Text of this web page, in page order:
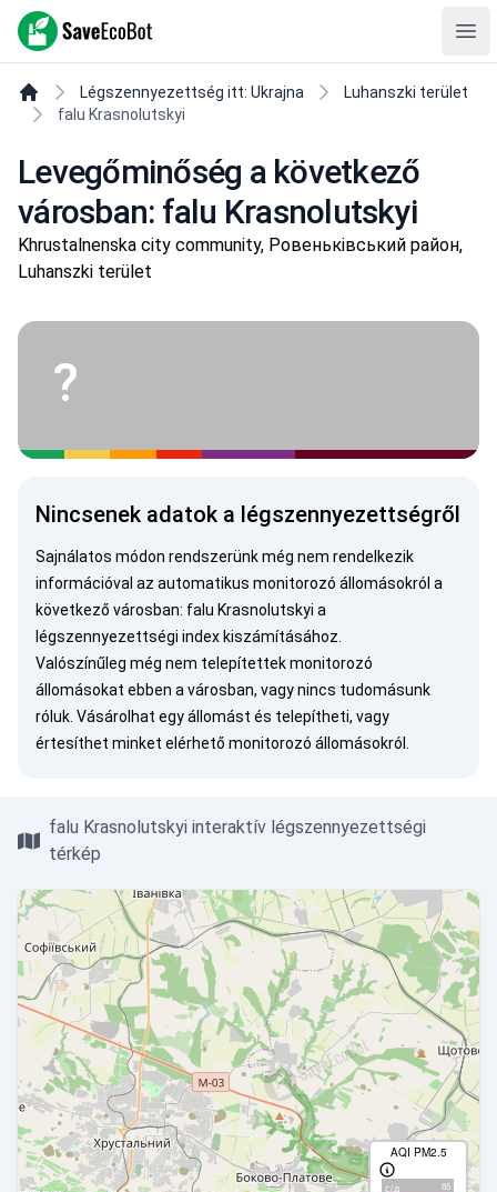
SaveEcoBot
Légszennyezettség itt: Ukrajna
Luhanszki terület
falu Krasnolutskyi
Levegőminőség a következő
városban: falu Krasnolutskyi
Khrustalnenska city community, Ровеньківський район,
Luhanszki terület
?
Nincsenek adatok a légszennyezettségről
Sajnálatos módon rendszerünk még nem rendelkezik
információval az automatikus monitorozó állomásokról a
következő városban: falu Krasnolutskyi a
légszennyezettségi index kiszámításához.
Valószínűleg még nem telepítettek monitorozó
állomásokat ebben a városban, vagy nincs tudomásunk
róluk. Vásárolhat egy állomást és telepítheti, vagy
értesíthet minket elérhető monitorozó állomásokról.
falu Krasnolutskyi interaktív légszennyezettségi
térkép
AQI PM2.5
с/д 85